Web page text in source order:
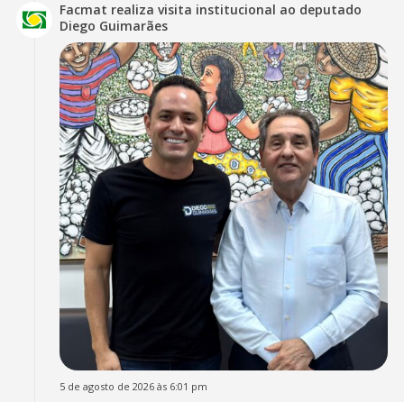
Facmat realiza visita institucional ao deputado
Diego Guimarães
5 de agosto de 2026 às 6:01 pm